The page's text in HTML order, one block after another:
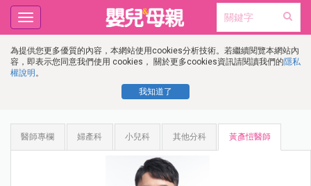
為提供您更多優質的內容，本網站使用cookies分析技術。若繼續閱覽本網站內
容，即表示您同意我們使用 cookies， 關於更多cookies資訊請閱讀我們的隱私
權說明 。
我知道了
Toggle
navigation
醫師專欄 婦產科 小兒科 其他分科 黃彥愷醫師